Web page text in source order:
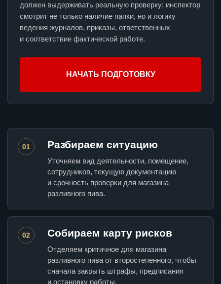
должен выдерживать реальную проверку: инспектор
смотрит не только наличие папки, но и логику
ведения журналов, приказы, ответственных
и соответствие фактической работе.
НАЧАТЬ ПОДГОТОВКУ
01 Разбираем ситуацию
Уточняем вид деятельности, помещение,
сотрудников, текущую документацию
и срочность проверки для магазина
разливного пива.
02 Собираем карту рисков
Отделяем критичное для магазина
разливного пива от второстепенного, чтобы
сначала закрыть штрафы, предписания
и остановку работы.